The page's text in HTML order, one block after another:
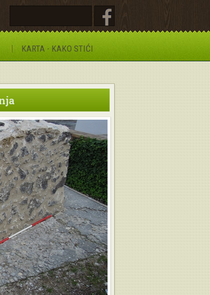
KARTA - KAKO STIĆI